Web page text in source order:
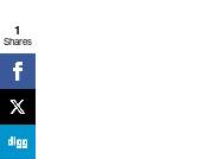
1
Shares